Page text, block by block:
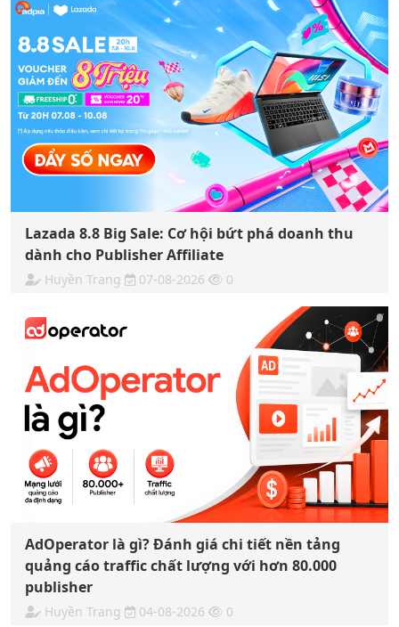
Lazada 8.8 Big Sale: Cơ hội bứt phá doanh thu
dành cho Publisher Affiliate
Huyền Trang 07-08-2026 0
AdOperator là gì? Đánh giá chi tiết nền tảng
quảng cáo traffic chất lượng với hơn 80.000
publisher
Huyền Trang 04-08-2026 0